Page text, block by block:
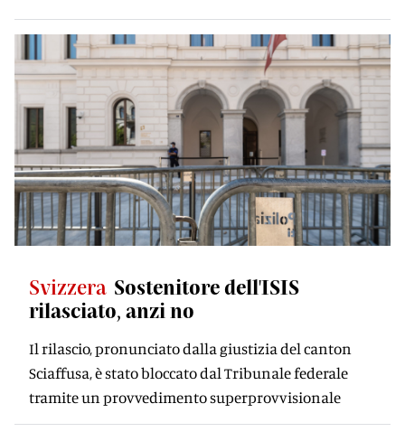
Svizzera Sostenitore dell'ISIS
rilasciato, anzi no
Il rilascio, pronunciato dalla giustizia del canton
Sciaffusa, è stato bloccato dal Tribunale federale
tramite un provvedimento superprovvisionale